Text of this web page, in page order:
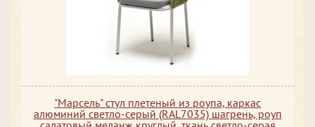
"Марсель" стул плетеный из роупа, каркас
алюминий светло-серый (RAL7035) шагрень, роуп